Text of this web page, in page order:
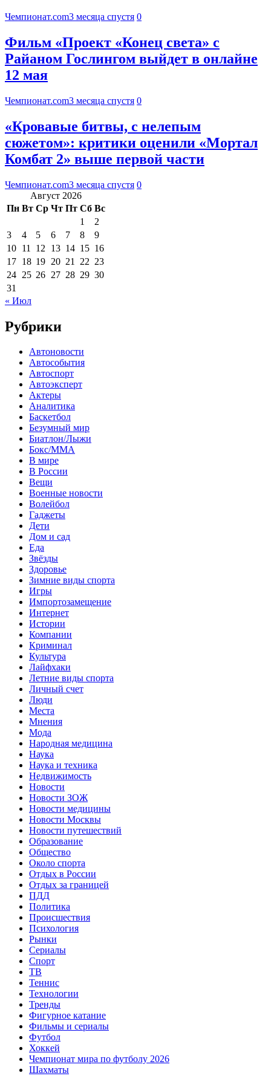
Чемпионат.com3 месяца спустя 0
Фильм «Проект «Конец света» с
Райаном Гослингом выйдет в онлайне
12 мая
Чемпионат.com3 месяца спустя 0
«Кровавые битвы, с нелепым
сюжетом»: критики оценили «Мортал
Комбат 2» выше первой части
Чемпионат.com3 месяца спустя 0
Август 2026
Пн Вт Ср Чт Пт Сб Вс
1
2
3
4 5 6 7 8
9
10 11 12 13 14 15 16
17 18 19 20 21 22 23
24 25 26 27 28 29 30
31
« Июл
Рубрики
Автоновости
Автособытия
Автоспорт
Автоэксперт
Актеры
Аналитика
Баскетбол
Безумный мир
Биатлон/Лыжи
Бокс/MMA
В мире
В России
Вещи
Военные новости
Волейбол
Гаджеты
Дети
Дом и сад
Еда
Звёзды
Здоровье
Зимние виды спорта
Игры
Импортозамещение
Интернет
Истории
Компании
Криминал
Культура
Лайфхаки
Летние виды спорта
Личный счет
Люди
Места
Мнения
Мода
Народная медицина
Наука
Наука и техника
Недвижимость
Новости
Новости ЗОЖ
Новости медицины
Новости Москвы
Новости путешествий
Образование
Общество
Около спорта
Отдых в России
Отдых за границей
ПДД
Политика
Происшествия
Психология
Рынки
Сериалы
Спорт
ТВ
Теннис
Технологии
Тренды
Фигурное катание
Фильмы и сериалы
Футбол
Хоккей
Чемпионат мира по футболу 2026
Шахматы